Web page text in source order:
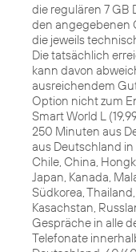
die regulären 7 GB
den angegebenen
die jeweils
Die tatsächlich
kann davon
ausreichendem
Option nicht zum
Smart World L
250 Minuten aus
aus Deutschland in
Chile, China,
Japan, Kanada,
Südkorea,
Kasachstan,
Gespräche in alle
Telefonate